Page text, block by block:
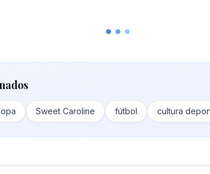
Sweet Caroline fútbol cultura